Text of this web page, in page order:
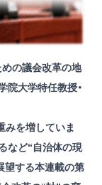
の議会改革の地
院大学特任教授・
みを増していま
など“自治体の現
望する本連載の第